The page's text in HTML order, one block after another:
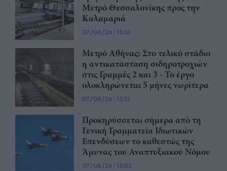
Μετρό Θεσσαλονίκης προς την
Καλαμαριά
07/08/26 | 13:10
Μετρό Αθήνας: Στο τελικό στάδιο
η αντικατάσταση σιδηροτροχιών
στις Γραμμές 2 και 3 - Το έργο
ολοκληρώνεται 5 μήνες νωρίτερα
07/08/26 | 12:13
Προκηρύσσεται σήμερα από τη
Γενική Γραμματεία Ιδιωτικών
Επενδύσεων το καθεστώς της
Άμυνας του Αναπτυξιακού Νόμου
07/08/26 | 12:02